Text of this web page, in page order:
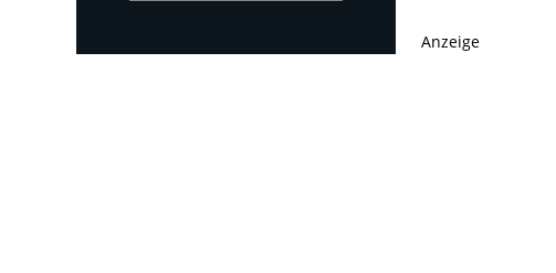
Anzeige